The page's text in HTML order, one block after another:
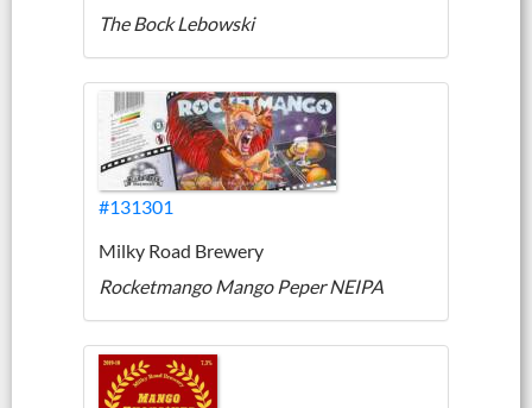
The Bock Lebowski
#131301
Milky Road Brewery
Rocketmango Mango Peper NEIPA